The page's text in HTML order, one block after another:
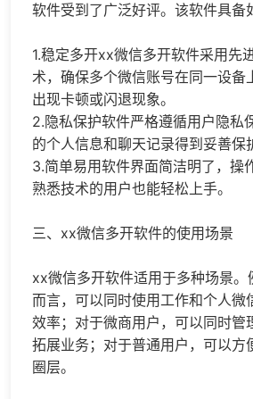
软件受到了广泛好评。该软件具备
1.稳定多开xx微信多开软件采用先
术，确保多个微信账号在同一设备
出现卡顿或闪退现象。
2.隐私保护软件严格遵循用户隐私
的个人信息和聊天记录得到妥善保
3.简单易用软件界面简洁明了，操
熟悉技术的用户也能轻松上手。
三、xx微信多开软件的使用场景
xx微信多开软件适用于多种场景。
而言，可以同时使用工作和个人微
效率；对于微商用户，可以同时管
拓展业务；对于普通用户，可以方
圈层。